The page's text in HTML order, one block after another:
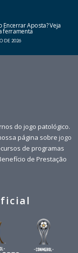
Aposta? Veja
ferramenta
DE 2026
do jogo patológico.
página sobre jogo
de programas
de Prestação